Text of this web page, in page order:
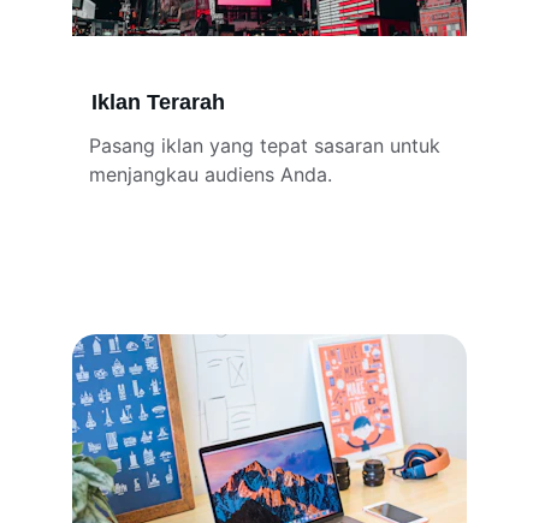
Iklan Terarah
Pasang iklan yang tepat sasaran untuk
menjangkau audiens Anda.